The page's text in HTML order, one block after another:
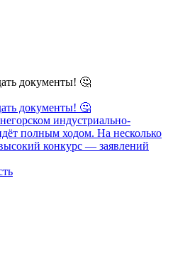
документы! 🤔
документы! 🤔
индустриально-
полным ходом. На несколько
конкурс — заявлений